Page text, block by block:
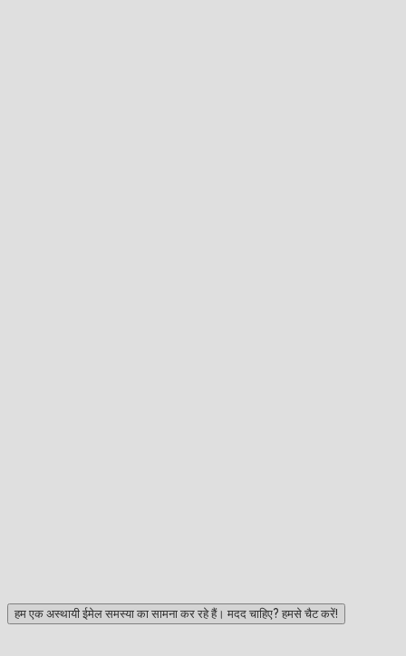
हम एक अस्थायी ईमेल समस्या का सामना कर रहे हैं। मदद चाहिए? हमसे चैट करें!